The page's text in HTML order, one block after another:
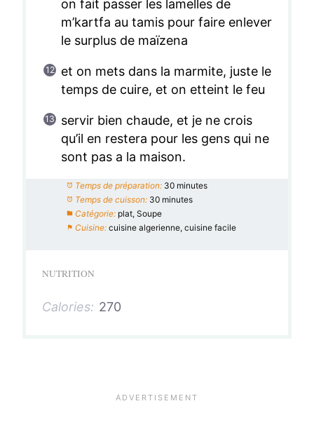
on fait passer les lamelles de
m’kartfa au tamis pour faire enlever
le surplus de maïzena
et on mets dans la marmite, juste le
temps de cuire, et on etteint le feu
servir bien chaude, et je ne crois
qu’il en restera pour les gens qui ne
sont pas a la maison.
Temps de préparation: 30 minutes
Temps de cuisson: 30 minutes
Catégorie: plat, Soupe
Cuisine: cuisine algerienne, cuisine facile
NUTRITION
Calories: 270